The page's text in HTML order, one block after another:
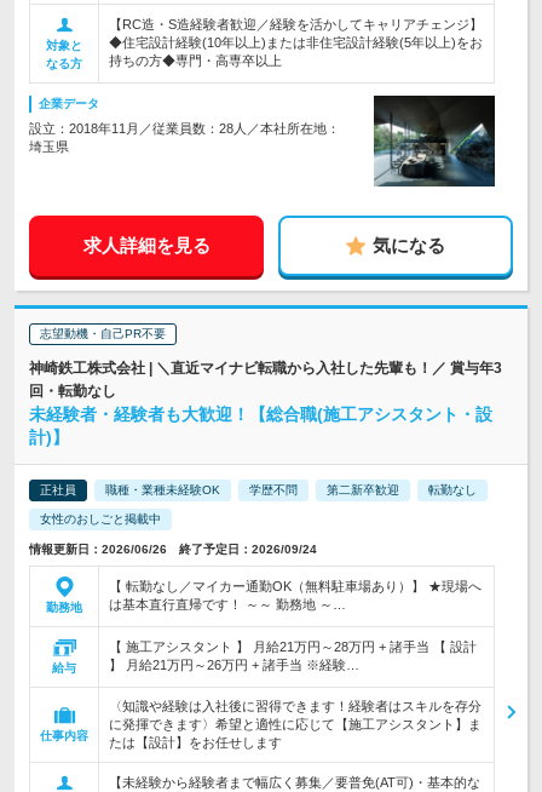
対象と
なる方
【RC造・S造経験者歓迎／経験を活かしてキャリアチェンジ】
◆住宅設計経験(10年以上)または非住宅設計経験(5年以上)をお
持ちの方◆専門・高専卒以上
企業データ
設立：2018年11月／従業員数：28人／本社所在地：
埼玉県
求人詳細を見る 気になる
志望動機・自己PR不要
神崎鉄工株式会社 | ＼直近マイナビ転職から入社した先輩も！／ 賞与年3
回・転勤なし
未経験者・経験者も大歓迎！【総合職(施工アシスタント・設
計)】
正社員 職種・業種未経験OK 学歴不問 第二新卒歓迎 転勤なし
女性のおしごと掲載中
情報更新日：2026/06/26 終了予定日：2026/09/24
勤務地
【 転勤なし／マイカー通勤OK（無料駐車場あり）】 ★現場へ
は基本直行直帰です！ ～～ 勤務地 ～…
給与
【 施工アシスタント 】 月給21万円～28万円 + 諸手当 【 設計
】 月給21万円～26万円 + 諸手当 ※経験…
仕事内容
〈知識や経験は入社後に習得できます！経験者はスキルを存分
に発揮できます〉希望と適性に応じて【施工アシスタント】ま
たは【設計】をお任せします
【未経験から経験者まで幅広く募集／要普免(AT可)・基本的な